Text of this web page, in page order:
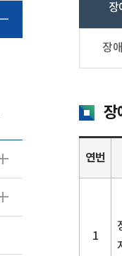
장
장
장
연번
1